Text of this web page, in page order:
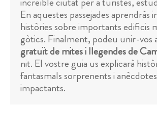
En aquestes passejades aprendràs
històries sobre importants edificis
gòtics. Finalment, podeu unir-vos
gratuït de mites i llegendes de
nit. El vostre guia us explicarà
fantasmals sorprenents i
impactants.